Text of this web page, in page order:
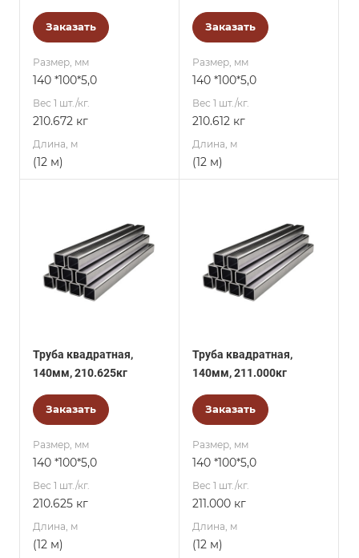
Заказать
Размер, мм
140 *100*5,0
Вес 1 шт./кг.
210.672 кг
Длина, м
(12 м)
Заказать
Размер, мм
140 *100*5,0
Вес 1 шт./кг.
210.612 кг
Длина, м
(12 м)
Труба квадратная,
140мм, 210.625кг
Заказать
Размер, мм
140 *100*5,0
Вес 1 шт./кг.
210.625 кг
Длина, м
(12 м)
Труба квадратная,
140мм, 211.000кг
Заказать
Размер, мм
140 *100*5,0
Вес 1 шт./кг.
211.000 кг
Длина, м
(12 м)